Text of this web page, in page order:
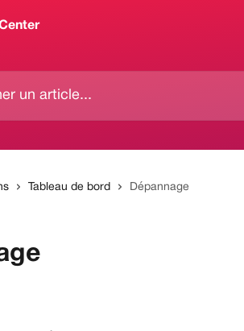
Tableau de bord Dépannage